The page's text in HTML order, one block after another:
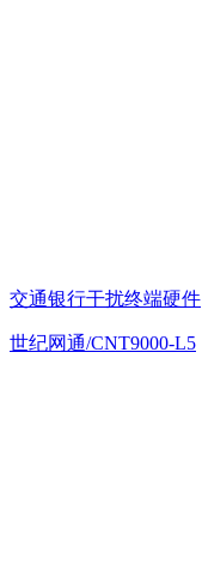
交通银行干扰终端硬件
世纪网通/CNT9000-L5